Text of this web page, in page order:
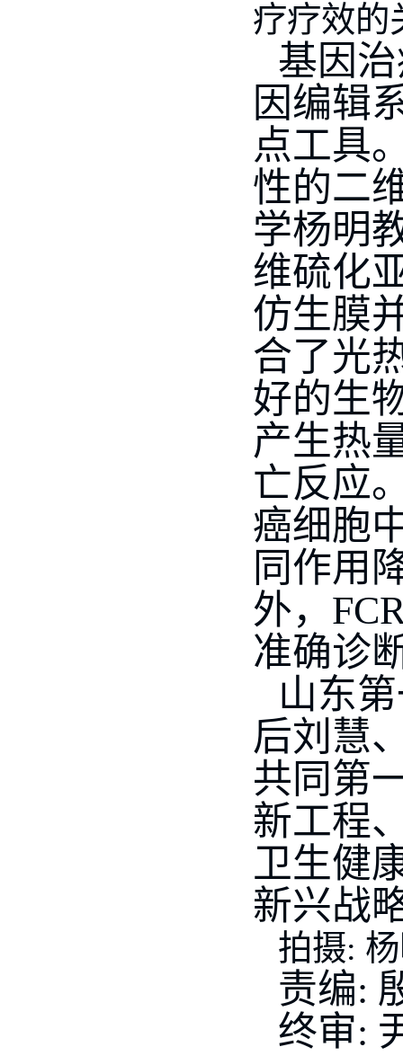
疗疗效的
基因
因编辑
点工具
性的二
学杨明
维硫化
仿生膜
合了光
好的生
产生热
亡反应
癌细胞
同作用
外，
准确诊
山东
后刘慧
共同第
新工程
卫生健
新兴战
拍摄:
责编:
终审: